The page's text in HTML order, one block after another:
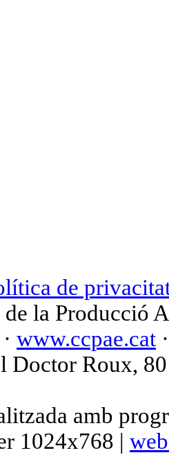
de
la Producció
www.ccpae.cat
Doctor Roux,
amb
1024x768 |